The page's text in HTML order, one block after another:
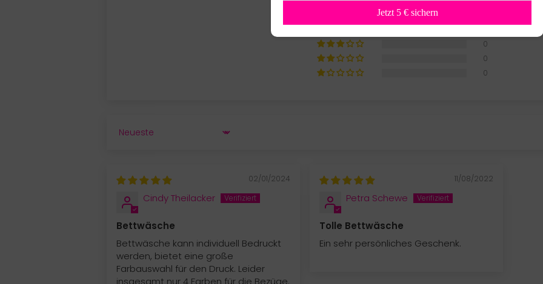
0
0
0
SORT BY
02/01/2024
Cindy Theilacker
Bettwäsche
Bettwäsche kann individuell Bedruckt
werden, bietet eine große
Farbauswahl für den Druck. Leider
insgesamt nur 4 Farben für die Bezüge.
11/08/2022
Petra Schewe
Tolle Bettwäsche
Ein sehr persönliches Geschenk.
Jetzt 5 € sichern